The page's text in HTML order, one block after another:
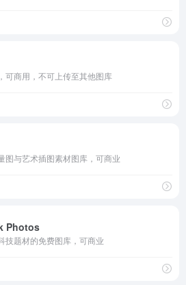
可商用，不可上传至其他图库
图与艺术插图素材图库，可商业
Photos
技题材的免费图库，可商业